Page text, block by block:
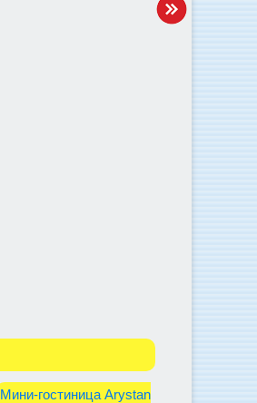
Мини-гостиница Arystan